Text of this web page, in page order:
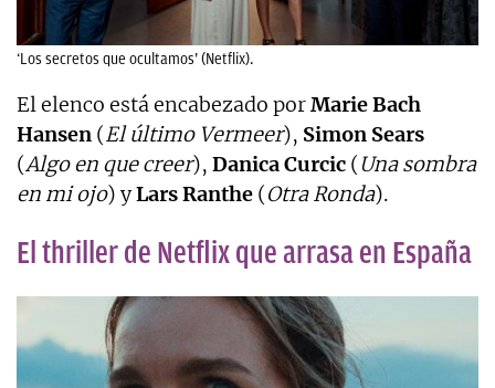
‘Los secretos que ocultamos’ (Netflix).
El elenco está encabezado porMarie Bach
Hansen (El último Vermeer), Simon Sears
(Algo en que creer), Danica Curcic ( Una sombra
en mi ojo) yLars Ranthe (Otra Ronda).
El thriller de Netflix que arrasa en España